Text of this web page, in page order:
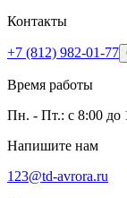
Контакты
+7 (812) 982-01-77
Время работы
Пн. - Пт.: с 8:00 до
Напишите нам
123@td-avrora.ru